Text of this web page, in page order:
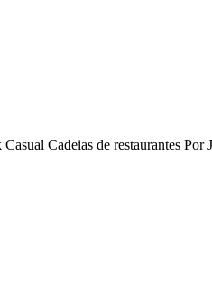
Cadeias de restaurantes